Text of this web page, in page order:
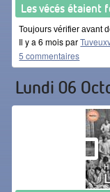
Les vécés
Toujours vérifier avant
Il y a 6 mois par
5 commentaires
Lundi 06